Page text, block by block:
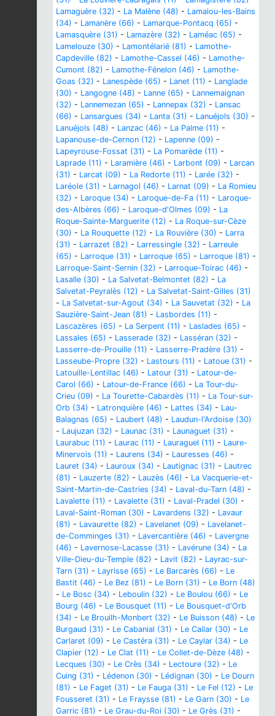
Lamaguère (32) - La Malène (48) - Lamalou-les-Bains
(34) - Lamanère (66) - Lamarque-Pontacq (65) -
Lamasquère (31) - Lamazère (32) - Laméac (65) -
Lamelouze (30) - Lamontélarié (81) - Lamothe-
Capdeville (82) - Lamothe-Cassel (46) - Lamothe-
Cumont (82) - Lamothe-Fénelon (46) - Lamothe-
Goas (32) - Lanespède (65) - Lanet (11) - Langlade
(30) - Langogne (48) - Lanne (65) - Lannemaignan
(32) - Lannemezan (65) - Lannepax (32) - Lansac
(66) - Lansargues (34) - Lanta (31) - Lanuéjols (30) -
Lanuéjols (48) - Lanzac (46) - La Palme (11) -
Lapanouse-de-Cernon (12) - Lapenne (09) -
Lapeyrouse-Fossat (31) - La Pomarède (11) -
Laprade (11) - Laramière (46) - Larbont (09) - Larcan
(31) - Larcat (09) - La Redorte (11) - Larée (32) -
Laréole (31) - Larnagol (46) - Larnat (09) - La Romieu
(32) - Laroque (34) - Laroque-de-Fa (11) - Laroque-
des-Albères (66) - Laroque-d'Olmes (09) - La
Roque-Sainte-Marguerite (12) - La Roque-sur-Cèze
(30) - La Rouquette (12) - La Rouvière (30) - Larra
(31) - Larrazet (82) - Larressingle (32) - Larreule
(65) - Larroque (31) - Larroque (65) - Larroque (81) -
Larroque-Saint-Sernin (32) - Larroque-Toirac (46) -
Lasalle (30) - La Salvetat-Belmontet (82) - La
Salvetat-Peyralès (12) - La Salvetat-Saint-Gilles (31)
- La Salvetat-sur-Agout (34) - La Sauvetat (32) - La
Sauzière-Saint-Jean (81) - Lasbordes (11) -
Lascazères (65) - La Serpent (11) - Laslades (65) -
Lassales (65) - Lasserade (32) - Lasséran (32) -
Lasserre-de-Prouille (11) - Lasserre-Pradère (31) -
Lasseube-Propre (32) - Lastours (11) - Latoue (31) -
Latouille-Lentillac (46) - Latour (31) - Latour-de-
Carol (66) - Latour-de-France (66) - La Tour-du-
Crieu (09) - La Tourette-Cabardès (11) - La Tour-sur-
Orb (34) - Latronquière (46) - Lattes (34) - Lau-
Balagnas (65) - Laubert (48) - Laudun-l'Ardoise (30)
- Laujuzan (32) - Launac (31) - Launaguet (31) -
Laurabuc (11) - Laurac (11) - Lauraguel (11) - Laure-
Minervois (11) - Laurens (34) - Lauresses (46) -
Lauret (34) - Lauroux (34) - Lautignac (31) - Lautrec
(81) - Lauzerte (82) - Lauzès (46) - La Vacquerie-et-
Saint-Martin-de-Castries (34) - Laval-du-Tarn (48) -
Lavalette (11) - Lavalette (31) - Laval-Pradel (30) -
Laval-Saint-Roman (30) - Lavardens (32) - Lavaur
(81) - Lavaurette (82) - Lavelanet (09) - Lavelanet-
de-Comminges (31) - Lavercantière (46) - Lavergne
(46) - Lavernose-Lacasse (31) - Lavérune (34) - La
Ville-Dieu-du-Temple (82) - Lavit (82) - Layrac-sur-
Tarn (31) - Layrisse (65) - Le Barcarès (66) - Le
Bastit (46) - Le Bez (81) - Le Born (31) - Le Born (48)
- Le Bosc (34) - Leboulin (32) - Le Boulou (66) - Le
Bourg (46) - Le Bousquet (11) - Le Bousquet-d'Orb
(34) - Le Brouilh-Monbert (32) - Le Buisson (48) - Le
Burgaud (31) - Le Cabanial (31) - Le Cailar (30) - Le
Carlaret (09) - Le Castéra (31) - Le Caylar (34) - Le
Clapier (12) - Le Clat (11) - Le Collet-de-Dèze (48) -
Lecques (30) - Le Crès (34) - Lectoure (32) - Le
Cuing (31) - Lédenon (30) - Lédignan (30) - Le Dourn
(81) - Le Faget (31) - Le Fauga (31) - Le Fel (12) - Le
Fousseret (31) - Le Fraysse (81) - Le Garn (30) - Le
Garric (81) - Le Grau-du-Roi (30) - Le Grès (31) -